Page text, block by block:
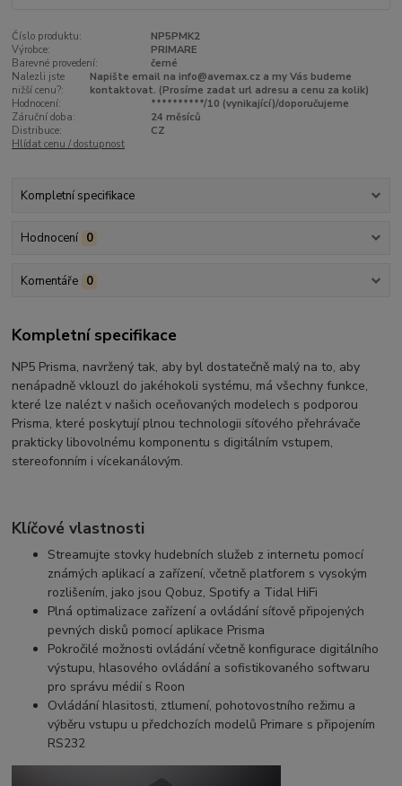
Číslo produktu:
NP5PMK2
Výrobce:
PRIMARE
Barevné provedení:
černé
Nalezli jste
nižší cenu?:
Napište email na info@avemax.cz a my Vás budeme
kontaktovat. (Prosíme zadat url adresu a cenu za kolik)
Hodnocení:
**********/10 (vynikající)/doporučujeme
Záruční doba:
24 měsíců
Distribuce:
CZ
Hlídat cenu / dostupnost
Kompletní specifikace
Hodnocení 0
Komentáře 0
Kompletní specifikace
NP5 Prisma, navržený tak, aby byl dostatečně malý na to, aby
nenápadně vklouzl do jakéhokoli systému, má všechny funkce,
které lze nalézt v našich oceňovaných modelech s podporou
Prisma, které poskytují plnou technologii síťového přehrávače
prakticky libovolnému komponentu s digitálním vstupem,
stereofonním i vícekanálovým.
Klíčové vlastnosti
Streamujte stovky hudebních služeb z internetu pomocí
známých aplikací a zařízení, včetně platforem s vysokým
rozlišením, jako jsou Qobuz, Spotify a Tidal HiFi
Plná optimalizace zařízení a ovládání síťově připojených
pevných disků pomocí aplikace Prisma
Pokročilé možnosti ovládání včetně konfigurace digitálního
výstupu, hlasového ovládání a sofistikovaného softwaru
pro správu médií s Roon
Ovládání hlasitosti, ztlumení, pohotovostního režimu a
výběru vstupu u předchozích modelů Primare s připojením
RS232